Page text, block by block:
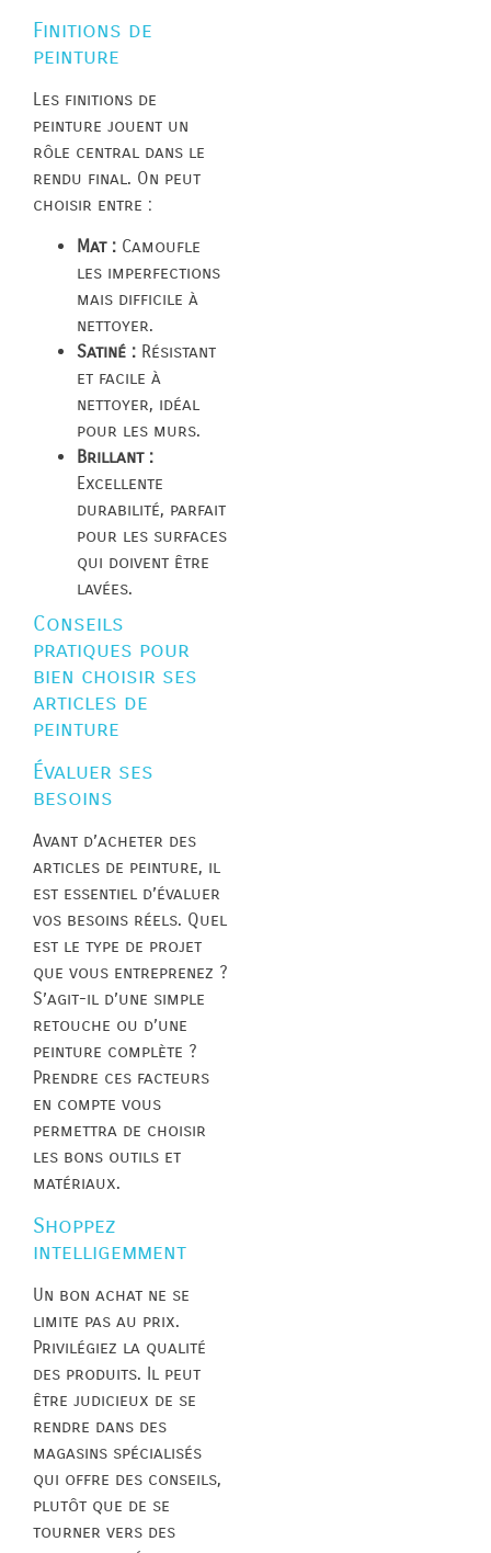
Finitions de
peinture
Les finitions de
peinture jouent un
rôle central dans le
rendu final. On peut
choisir entre :
Mat : Camoufle
les imperfections
mais difficile à
nettoyer.
Satiné : Résistant
et facile à
nettoyer, idéal
pour les murs.
Brillant :
Excellente
durabilité, parfait
pour les surfaces
qui doivent être
lavées.
Conseils
pratiques pour
bien choisir ses
articles de
peinture
Évaluer ses
besoins
Avant d’acheter des
articles de peinture, il
est essentiel d’évaluer
vos besoins réels. Quel
est le type de projet
que vous entreprenez ?
S’agit-il d’une simple
retouche ou d’une
peinture complète ?
Prendre ces facteurs
en compte vous
permettra de choisir
les bons outils et
matériaux.
Shoppez
intelligemment
Un bon achat ne se
limite pas au prix.
Privilégiez la qualité
des produits. Il peut
être judicieux de se
rendre dans des
magasins spécialisés
qui offre des conseils,
plutôt que de se
tourner vers des